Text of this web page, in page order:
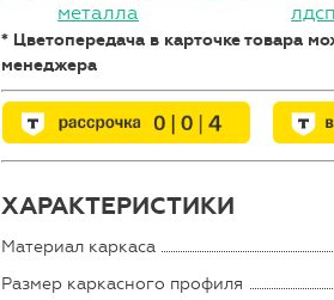
металла
лдсп
* Цветопередача в карточке товара
менеджера
ХАРАКТЕРИСТИКИ
Материал каркаса
Размер каркасного профиля